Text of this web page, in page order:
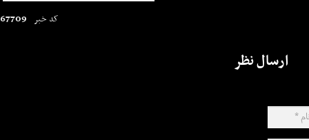
کد خبر 67709
ارسال نظر